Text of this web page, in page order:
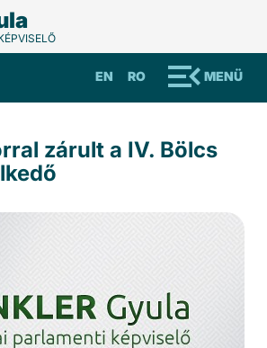
MENÜ
RO
EN
zárult a IV. Bölcs